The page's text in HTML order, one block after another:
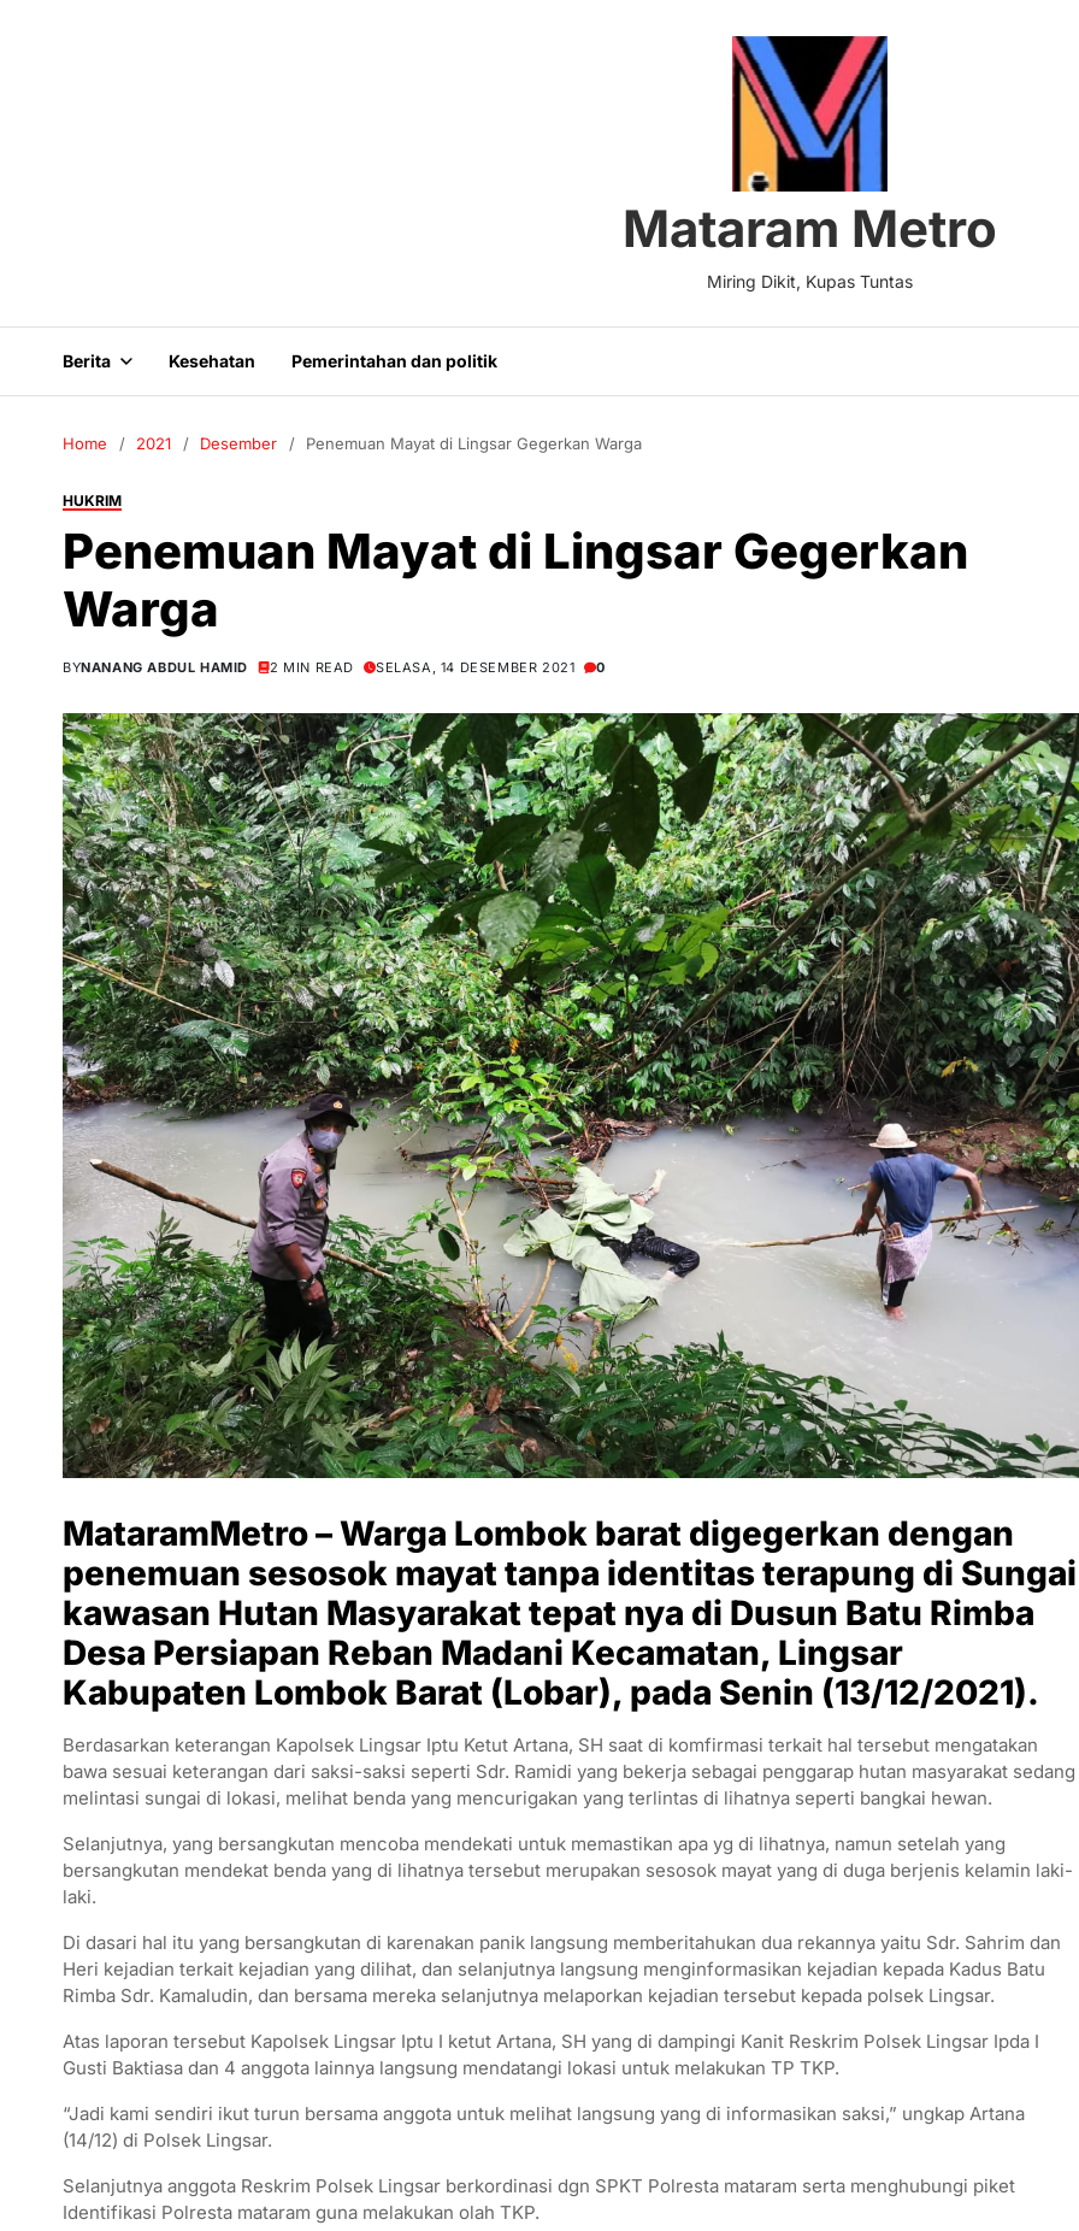
Mataram Metro
Miring Dikit, Kupas Tuntas
Berita Kesehatan Pemerintahan dan politik
Home 2021 Desember Penemuan Mayat di Lingsar Gegerkan Warga
HUKRIM
Penemuan Mayat di Lingsar Gegerkan
Warga
BYNANANG ABDUL HAMID 2 MIN READ SELASA, 14 DESEMBER 2021 0
MataramMetro – Warga Lombok barat digegerkan dengan
penemuan sesosok mayat tanpa identitas terapung di Sungai
kawasan Hutan Masyarakat tepat nya di Dusun Batu Rimba
Desa Persiapan Reban Madani Kecamatan, Lingsar
Kabupaten Lombok Barat (Lobar), pada Senin (13/12/2021).
Berdasarkan keterangan Kapolsek Lingsar Iptu Ketut Artana, SH saat di komfirmasi terkait hal tersebut mengatakan
bawa sesuai keterangan dari saksi-saksi seperti Sdr. Ramidi yang bekerja sebagai penggarap hutan masyarakat sedang
melintasi sungai di lokasi, melihat benda yang mencurigakan yang terlintas di lihatnya seperti bangkai hewan.
Selanjutnya, yang bersangkutan mencoba mendekati untuk memastikan apa yg di lihatnya, namun setelah yang
bersangkutan mendekat benda yang di lihatnya tersebut merupakan sesosok mayat yang di duga berjenis kelamin laki-
laki.
Di dasari hal itu yang bersangkutan di karenakan panik langsung memberitahukan dua rekannya yaitu Sdr. Sahrim dan
Heri kejadian terkait kejadian yang dilihat, dan selanjutnya langsung menginformasikan kejadian kepada Kadus Batu
Rimba Sdr. Kamaludin, dan bersama mereka selanjutnya melaporkan kejadian tersebut kepada polsek Lingsar.
Atas laporan tersebut Kapolsek Lingsar Iptu I ketut Artana, SH yang di dampingi Kanit Reskrim Polsek Lingsar Ipda I
Gusti Baktiasa dan 4 anggota lainnya langsung mendatangi lokasi untuk melakukan TP TKP.
“Jadi kami sendiri ikut turun bersama anggota untuk melihat langsung yang di informasikan saksi,” ungkap Artana
(14/12) di Polsek Lingsar.
Selanjutnya anggota Reskrim Polsek Lingsar berkordinasi dgn SPKT Polresta mataram serta menghubungi piket
Identifikasi Polresta mataram guna melakukan olah TKP.